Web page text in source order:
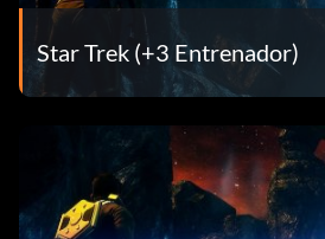
Star Trek (+3 Entrenador)